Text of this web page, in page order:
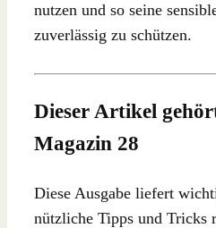
nutzen und so seine
zuverlässig zu schützen.
Dieser Artikel
Magazin 28
Diese Ausgabe liefert
nützliche Tipps und Tricks